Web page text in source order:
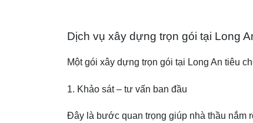
Dịch vụ xây dựng trọn gói tại Long
Một gói xây dựng trọn gói tại Long An tiêu
1. Khảo sát – tư vấn ban đầu
Đây là bước quan trọng giúp nhà thầu nắm